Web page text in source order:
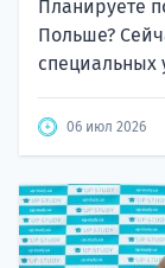
Планируете
Польше?
специальных
06 июл 2026